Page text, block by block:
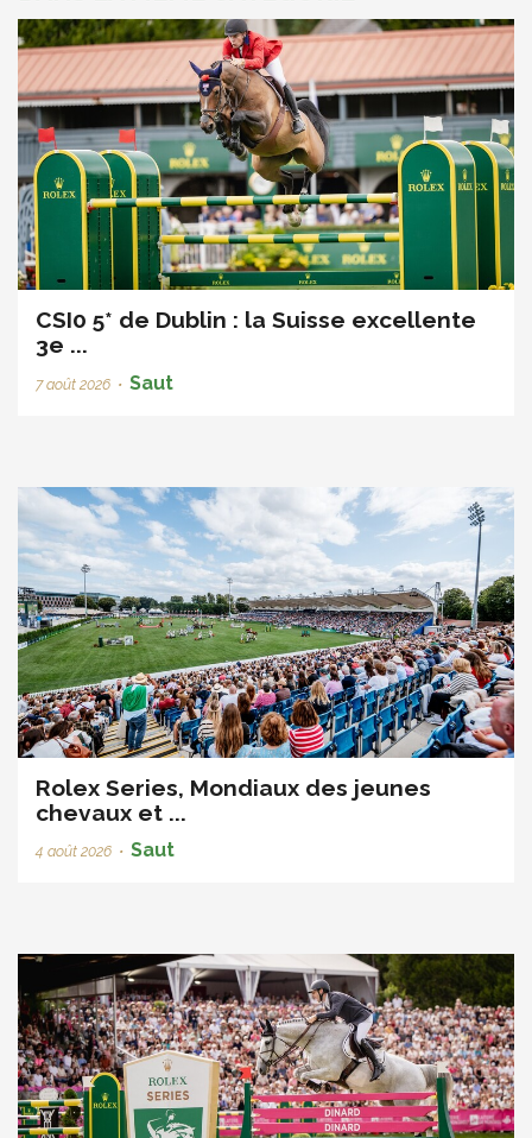
CSI0 5* de Dublin : la Suisse excellente
3e ...
7 août 2026 • Saut
Rolex Series, Mondiaux des jeunes
chevaux et ...
4 août 2026 • Saut